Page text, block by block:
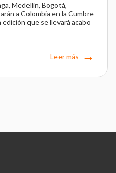
Medellín, Bogotá,
a Colombia en la Cumbre
que se llevará acabo
Leer más